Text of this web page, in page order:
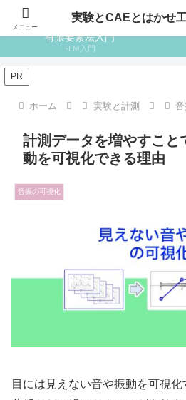
はじめての設計
有限要素法入門
FEM入門
PR
ホーム 実験と計測
計測データを増やすこと
動を可視化できる理由
音振の可視化
目には見えない音や振動を可視
メニュー
実験とCAEとはかせ